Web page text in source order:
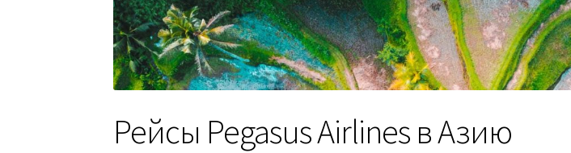
Рейсы Pegasus Airlines в Азию